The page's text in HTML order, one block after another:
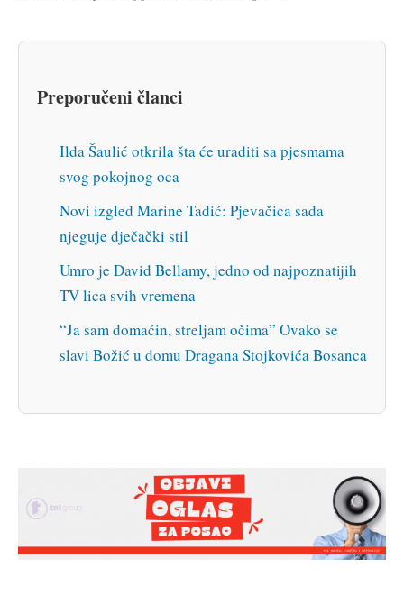
Preporučeni članci
Ilda Šaulić otkrila šta će uraditi sa pjesmama
svog pokojnog oca
Novi izgled Marine Tadić: Pjevačica sada
njeguje dječački stil
Umro je David Bellamy, jedno od najpoznatijih
TV lica svih vremena
“Ja sam domaćin, streljam očima” Ovako se
slavi Božić u domu Dragana Stojkovića Bosanca